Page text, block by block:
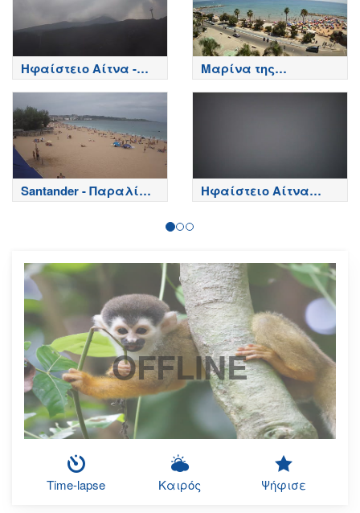
Ηφαίστειο Αίτνα -
Κορυφή κρατήρων,
Etna
Μαρίνα της
Ραγκούσα - Sicily
Santander - Παραλία
Playa del Sardinero -
Ηφαίστειο Αίτνα
Τώρα
OFFLINE
Time-lapse Καιρός Ψήφισε